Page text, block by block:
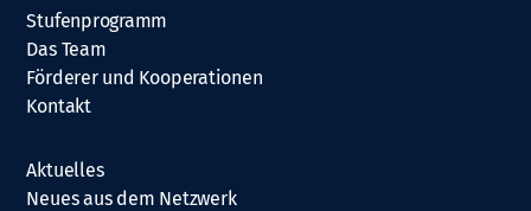
Stufenprogramm
Das Team
Förderer und Kooperationen
Kontakt
Aktuelles
Neues aus dem Netzwerk